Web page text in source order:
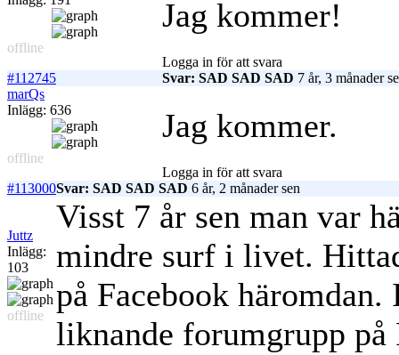
offline
Jag kommer!
Logga in för att svara
#112745
Svar: SAD SAD SAD 7 år, 3 månader
marQs
Inlägg: 636
offline
Jag kommer.
Logga in för att svara
#113000Svar: SAD SAD SAD 6 år, 2 månader sen
Juttz
Inlägg:
103
offline
Visst 7 år sen man var
mindre surf i livet.
på Facebook
liknande forumgrupp på